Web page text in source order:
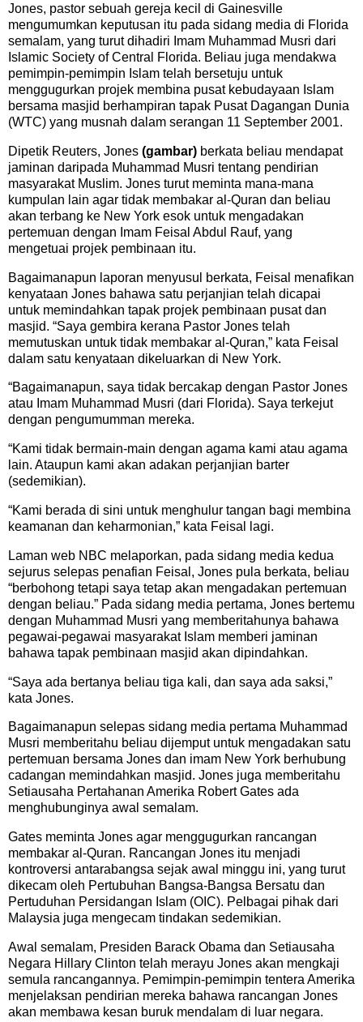
Jones, pastor sebuah gereja kecil di Gainesville
mengumumkan keputusan itu pada sidang media di Florida
semalam, yang turut dihadiri Imam Muhammad Musri dari
Islamic Society of Central Florida. Beliau juga mendakwa
pemimpin-pemimpin Islam telah bersetuju untuk
menggugurkan projek membina pusat kebudayaan Islam
bersama masjid berhampiran tapak Pusat Dagangan Dunia
(WTC) yang musnah dalam serangan 11 September 2001.
Dipetik Reuters, Jones (gambar) berkata beliau mendapat
jaminan daripada Muhammad Musri tentang pendirian
masyarakat Muslim. Jones turut meminta mana-mana
kumpulan lain agar tidak membakar al-Quran dan beliau
akan terbang ke New York esok untuk mengadakan
pertemuan dengan Imam Feisal Abdul Rauf, yang
mengetuai projek pembinaan itu.
Bagaimanapun laporan menyusul berkata, Feisal menafikan
kenyataan Jones bahawa satu perjanjian telah dicapai
untuk memindahkan tapak projek pembinaan pusat dan
masjid. “Saya gembira kerana Pastor Jones telah
memutuskan untuk tidak membakar al-Quran,” kata Feisal
dalam satu kenyataan dikeluarkan di New York.
“Bagaimanapun, saya tidak bercakap dengan Pastor Jones
atau Imam Muhammad Musri (dari Florida). Saya terkejut
dengan pengumumman mereka.
“Kami tidak bermain-main dengan agama kami atau agama
lain. Ataupun kami akan adakan perjanjian barter
(sedemikian).
“Kami berada di sini untuk menghulur tangan bagi membina
keamanan dan keharmonian,” kata Feisal lagi.
Laman web NBC melaporkan, pada sidang media kedua
sejurus selepas penafian Feisal, Jones pula berkata, beliau
“berbohong tetapi saya tetap akan mengadakan pertemuan
dengan beliau.” Pada sidang media pertama, Jones bertemu
dengan Muhammad Musri yang memberitahunya bahawa
pegawai-pegawai masyarakat Islam memberi jaminan
bahawa tapak pembinaan masjid akan dipindahkan.
“Saya ada bertanya beliau tiga kali, dan saya ada saksi,”
kata Jones.
Bagaimanapun selepas sidang media pertama Muhammad
Musri memberitahu beliau dijemput untuk mengadakan satu
pertemuan bersama Jones dan imam New York berhubung
cadangan memindahkan masjid. Jones juga memberitahu
Setiausaha Pertahanan Amerika Robert Gates ada
menghubunginya awal semalam.
Gates meminta Jones agar menggugurkan rancangan
membakar al-Quran. Rancangan Jones itu menjadi
kontroversi antarabangsa sejak awal minggu ini, yang turut
dikecam oleh Pertubuhan Bangsa-Bangsa Bersatu dan
Pertuduhan Persidangan Islam (OIC). Pelbagai pihak dari
Malaysia juga mengecam tindakan sedemikian.
Awal semalam, Presiden Barack Obama dan Setiausaha
Negara Hillary Clinton telah merayu Jones akan mengkaji
semula rancangannya. Pemimpin-pemimpin tentera Amerika
menjelaksan pendirian mereka bahawa rancangan Jones
akan membawa kesan buruk mendalam di luar negara.